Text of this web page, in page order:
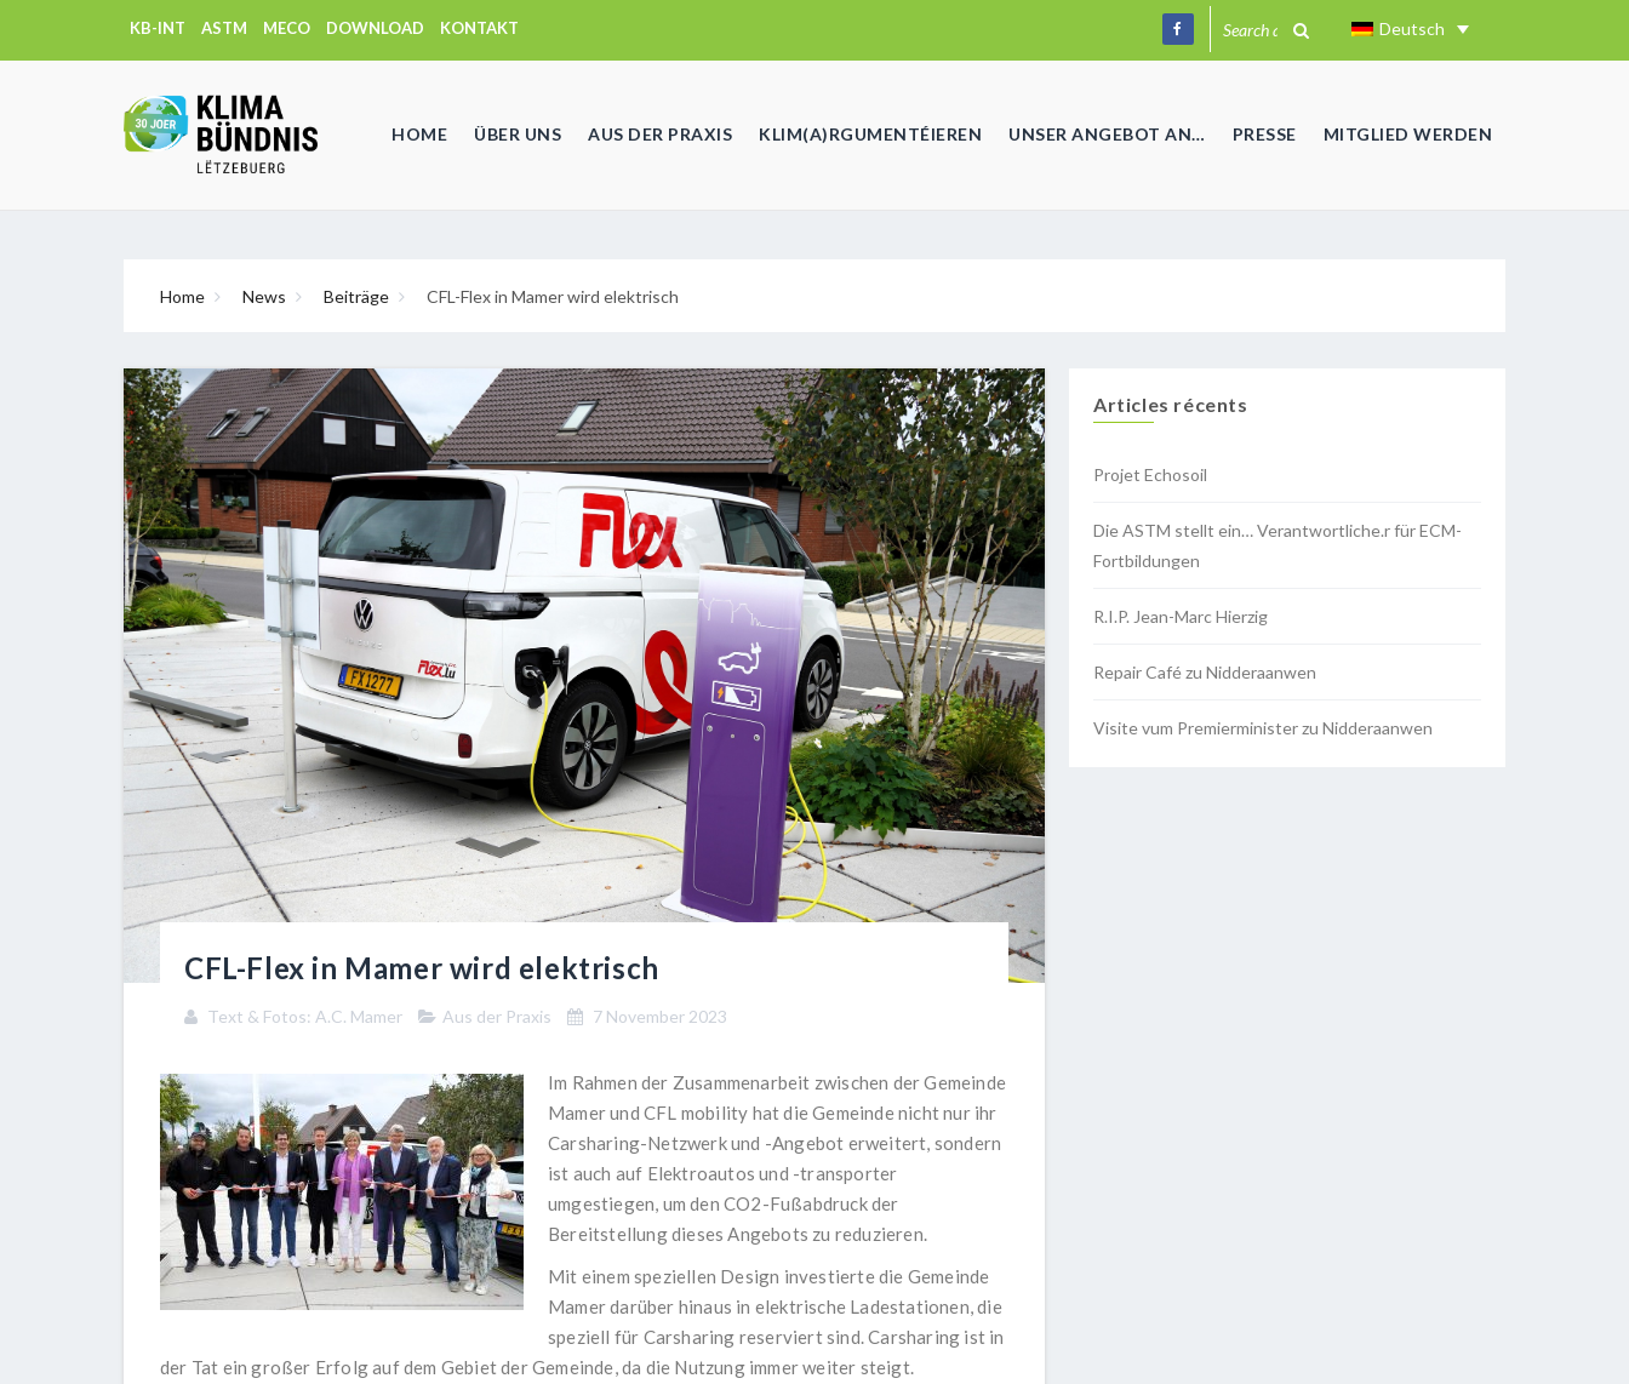
KB-INT ASTM MECO DOWNLOAD KONTAKT Deutsch
HOME ÜBER UNS AUS DER PRAXIS KLIM(A)RGUMENTÉIEREN UNSER ANGEBOT AN… PRESSE MITGLIED WERDEN
Home News Beiträge CFL-Flex in Mamer wird elektrisch
CFL-Flex in Mamer wird elektrisch
Text & Fotos: A.C. Mamer Aus der Praxis 7 November 2023
Im Rahmen der Zusammenarbeit zwischen der Gemeinde
Mamer und CFL mobility hat die Gemeinde nicht nur ihr
Carsharing-Netzwerk und -Angebot erweitert, sondern
ist auch auf Elektroautos und -transporter
umgestiegen, um den CO2-Fußabdruck der
Bereitstellung dieses Angebots zu reduzieren.
Mit einem speziellen Design investierte die Gemeinde
Mamer darüber hinaus in elektrische Ladestationen, die
speziell für Carsharing reserviert sind. Carsharing ist in
der Tat ein großer Erfolg auf dem Gebiet der Gemeinde, da die Nutzung immer weiter steigt.
Articles récents
Projet Echosoil
Die ASTM stellt ein… Verantwortliche.r für ECM-
Fortbildungen
R.I.P. Jean-Marc Hierzig
Repair Café zu Nidderaanwen
Visite vum Premierminister zu Nidderaanwen